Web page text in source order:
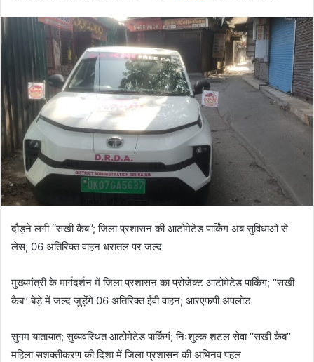
दौड़ने लगी ‘‘सखी कैब’’; जिला प्रशासन की आटोमेटेड पार्किंग अब सुविधाओं से
लेस; 06 अतिरिक्त वाहन धरातल पर जल्द
मुख्यमंत्री के मार्गदर्शन में जिला प्रशासन का प्रोजेक्ट आटोमेटेड पार्किंग; ‘‘सखी
कैब’’ बेड़े में जल्द जुड़ेंगे 06 अतिरिक्त ईवी वाहन; आरएफपी अपलोड
सुगम यातायात; सुव्यवस्थित आटोमेटेड पार्किगं; निःशुल्क शटल सेवा ‘‘सखी कैब’’
महिला सशक्तीकरण की दिशा में जिला प्रशासन की अभिनव पहल